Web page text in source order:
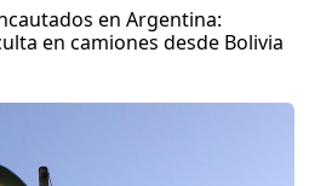
en Argentina:
en camiones desde Bolivia